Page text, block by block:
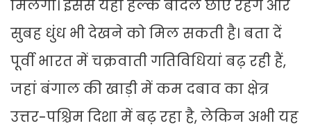
मिलेगा। इससे यहां हल्के बादल छाए रहेंगे और
सुबह धुंध भी देखने को मिल सकती है। बता दें
पूर्वी भारत में चक्रवाती गतिविधियां बढ़ रही हैं,
जहां बंगाल की खाड़ी में कम दबाव का क्षेत्र
उत्तर-पश्चिम दिशा में बढ़ रहा है, लेकिन अभी यह